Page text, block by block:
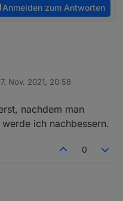
Anmelden zum Antworten
die Version 0.0.9-beta
5-7 mit
kann, ist EMS:
umbenannt ?
Nov. 2021, 20:58
von
nachdem man
ich nachbessern.
0